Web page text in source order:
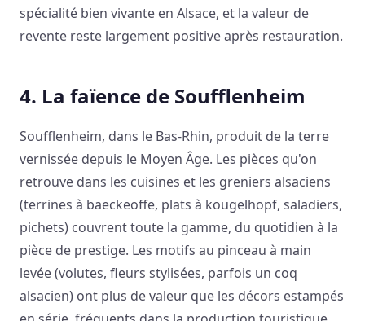
spécialité bien vivante en Alsace, et la valeur de
revente reste largement positive après restauration.
4. La faïence de Soufflenheim
Soufflenheim, dans le Bas-Rhin, produit de la terre
vernissée depuis le Moyen Âge. Les pièces qu'on
retrouve dans les cuisines et les greniers alsaciens
(terrines à baeckeoffe, plats à kougelhopf, saladiers,
pichets) couvrent toute la gamme, du quotidien à la
pièce de prestige. Les motifs au pinceau à main
levée (volutes, fleurs stylisées, parfois un coq
alsacien) ont plus de valeur que les décors estampés